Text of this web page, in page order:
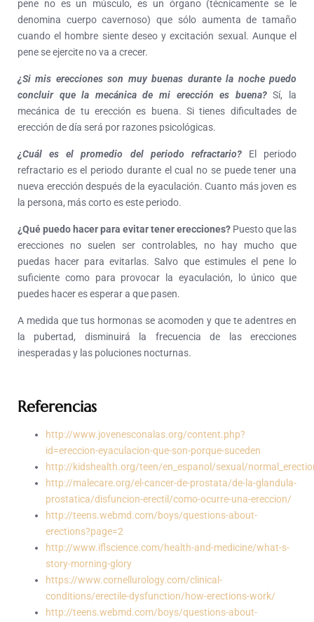
pene no es un músculo, es un órgano (técnicamente se le
denomina cuerpo cavernoso) que sólo aumenta de tamaño
cuando el hombre siente deseo y excitación sexual. Aunque el
pene se ejercite no va a crecer.
¿Si mis erecciones son muy buenas durante la noche puedo
concluir que la mecánica de mi erección es buena?Sí, la
mecánica de tu erección es buena. Si tienes dificultades de
erección de día será por razones psicológicas.
¿Cuál es el promedio del periodo refractario?El periodo
refractario es el periodo durante el cual no se puede tener una
nueva erección después de la eyaculación. Cuanto más joven es
la persona, más corto es este periodo.
¿Qué puedo hacer para evitar tener erecciones? Puesto que las
erecciones no suelen ser controlables, no hay mucho que
puedas hacer para evitarlas. Salvo que estimules el pene lo
suficiente como para provocar la eyaculación, lo único que
puedes hacer es esperar a que pasen.
A medida que tus hormonas se acomoden y que te adentres en
la pubertad, disminuirá la frecuencia de las erecciones
inesperadas y las poluciones nocturnas.
Referencias
http://www.jovenesconalas.org/content.php?
id=ereccion-eyaculacion-que-son-porque-suceden
http://kidshealth.org/teen/en_espanol/sexual/
http://malecare.org/el-cancer-de-prostata/de-la-glandula-
prostatica/disfuncion-erectil/como-ocurre-una-ereccion/
http://teens.webmd.com/boys/questions-about-
erections?page=2
http://www.iflscience.com/health-and-medicine/what-s-
story-morning-glory
https://www.cornellurology.com/clinical-
conditions/erectile-dysfunction/how-erections-work/
http://teens.webmd.com/boys/questions-about-